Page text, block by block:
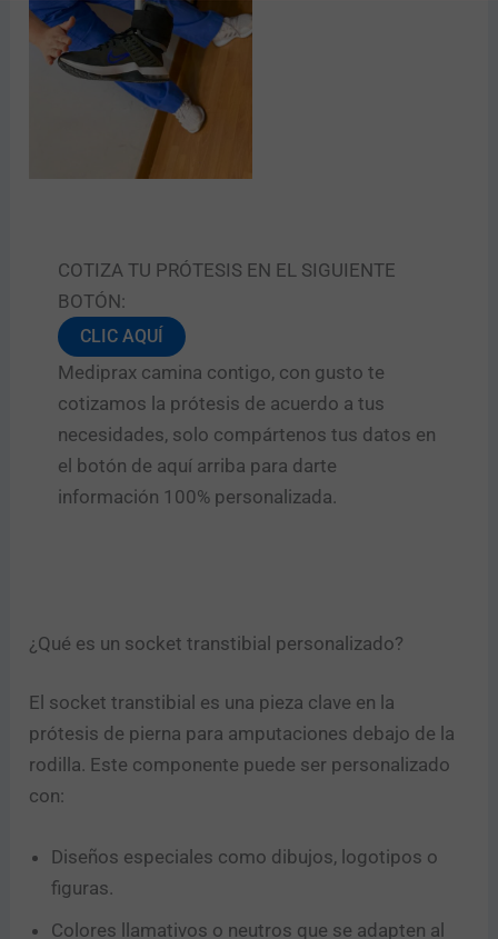
COTIZA TU PRÓTESIS EN EL SIGUIENTE
BOTÓN:
CLIC AQUÍ
Mediprax camina contigo, con gusto te
cotizamos la prótesis de acuerdo a tus
necesidades, solo compártenos tus datos en
el botón de aquí arriba para darte
información 100% personalizada.
¿Qué es un socket transtibial personalizado?
El socket transtibial es una pieza clave en la
prótesis de pierna para amputaciones debajo de la
rodilla. Este componente puede ser personalizado
con:
Diseños especiales como dibujos, logotipos o
figuras.
Colores llamativos o neutros que se adapten al
n